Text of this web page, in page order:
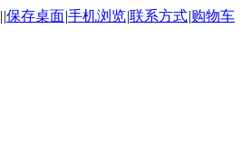
||保存桌面|手机浏览|联系方式|购物车